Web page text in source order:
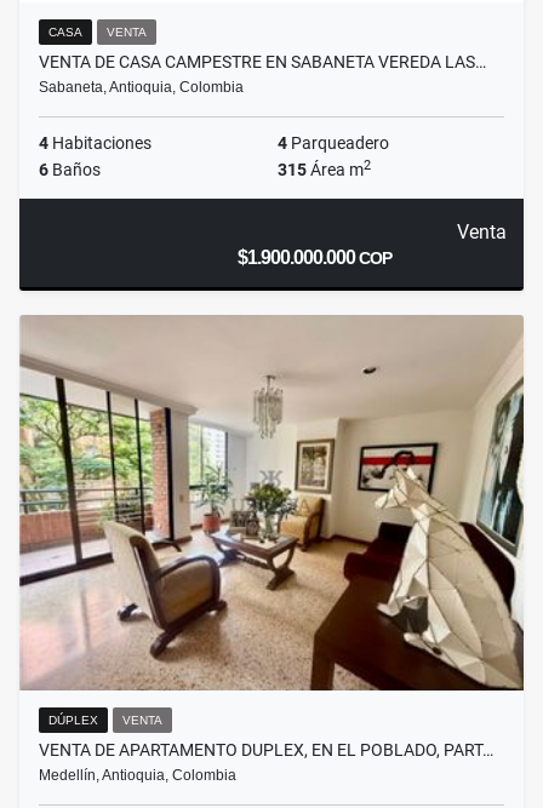
CASA VENTA
VENTA DE CASA CAMPESTRE EN SABANETA VEREDA LAS…
Sabaneta, Antioquia, Colombia
4 Habitaciones 4 Parqueadero
6 Baños 315Área m2
Venta
$1.900.000.000COP
DÚPLEX VENTA
VENTA DE APARTAMENTO DUPLEX, EN EL POBLADO, PART…
Medellín, Antioquia, Colombia